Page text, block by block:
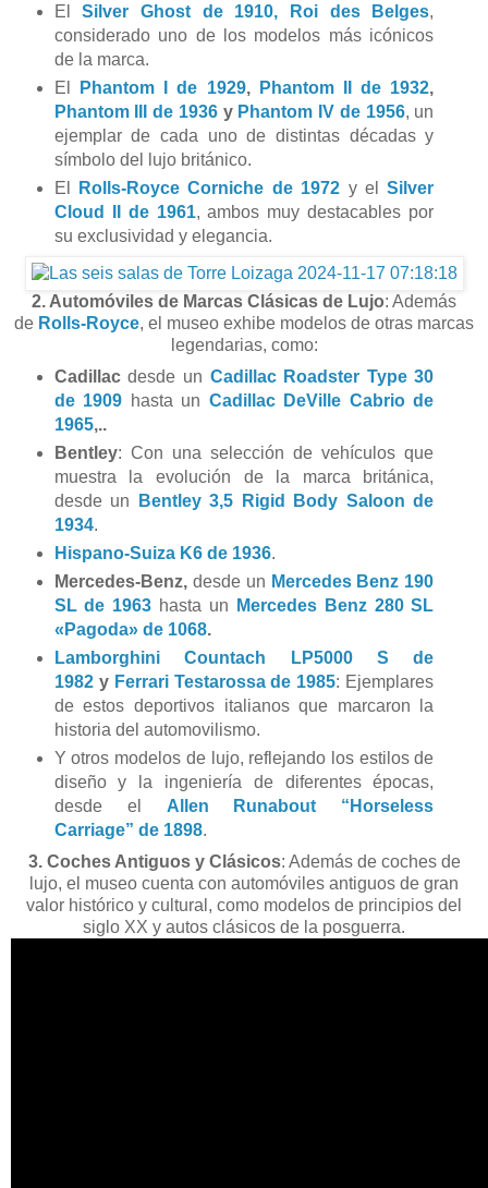
ElSilver Ghost de 1910, Roi des Belges,
considerado uno de los modelos más icónicos
de la marca.
El
Phantom I de 1929, Phantom II de 1932,
Phantom III de 1936y Phantom IV de 1956, un
ejemplar de cada uno de distintas décadas y
símbolo del lujo británico.
El
Rolls-Royce Corniche de 1972 y elSilver
Cloud II de 1961, ambos muy destacables por
su exclusividad y elegancia.
2. Automóviles de Marcas Clásicas de Lujo: Además
de Rolls-Royce, el museo exhibe modelos de otras marcas
legendarias, como:
Cadillacdesde un Cadillac Roadster Type 30
de 1909 hasta un Cadillac DeVille Cabrio de
1965,..
Bentley: Con una selección de vehículos que
muestra la evolución de la marca británica,
desde un
Bentley 3,5 Rigid Body Saloon de
1934.
Hispano-Suiza K6 de 1936.
Mercedes-Benz, desde un Mercedes Benz 190
SL de 1963 hasta un
Mercedes Benz 280 SL
«Pagoda» de 1068.
Lamborghini Countach LP5000 S de
1982y Ferrari Testarossa de 1985: Ejemplares
de estos deportivos italianos que marcaron la
historia del automovilismo.
Y otros modelos de lujo, reflejando los estilos de
diseño y la ingeniería de diferentes épocas,
desde el Allen Runabout “Horseless
Carriage” de 1898.
3. Coches Antiguos y Clásicos: Además de coches de
lujo, el museo cuenta con automóviles antiguos de gran
valor histórico y cultural, como modelos de principios del
siglo XX y autos clásicos de la posguerra.